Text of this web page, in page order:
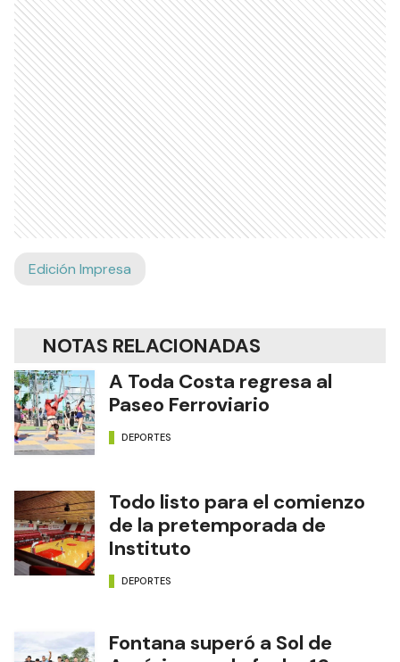
Edición Impresa
NOTAS RELACIONADAS
A Toda Costa regresa al
Paseo Ferroviario
DEPORTES
Todo listo para el comienzo
de la pretemporada de
Instituto
DEPORTES
Fontana superó a Sol de